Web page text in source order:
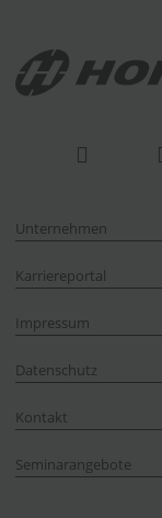
Unternehmen
Karriereportal
Impressum
Datenschutz
Kontakt
Seminarangebote